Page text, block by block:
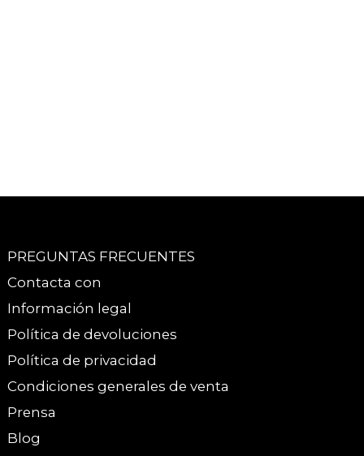
PREGUNTAS FRECUENTES
Contacta con
Información legal
Política de devoluciones
Política de privacidad
Condiciones generales de venta
Prensa
Blog